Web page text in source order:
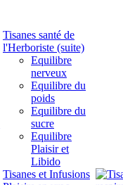
Tisanes santé de
l'Herboriste (suite)
Equilibre
nerveux
Equilibre du
poids
Equilibre du
sucre
Equilibre
Plaisir et
Libido
Tisanes et Infusions